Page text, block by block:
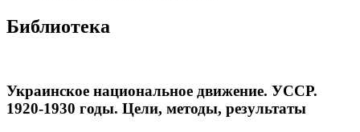
Библиотека
Украинское национальное движение. УССР.
1920-1930 годы. Цели, методы, результаты